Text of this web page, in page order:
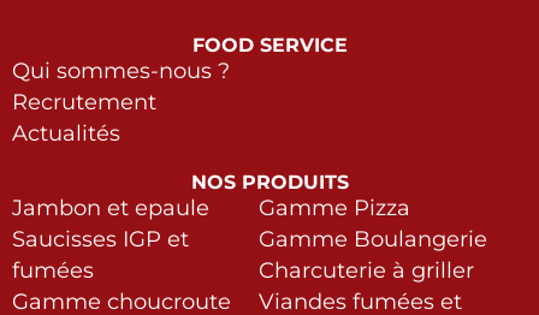
FOOD SERVICE
Qui sommes-nous ?
Recrutement
Actualités
NOS PRODUITS
Jambon et epaule
Saucisses IGP et
fumées
Gamme choucroute
Gamme Pizza
Gamme Boulangerie
Charcuterie à griller
Viandes fumées et